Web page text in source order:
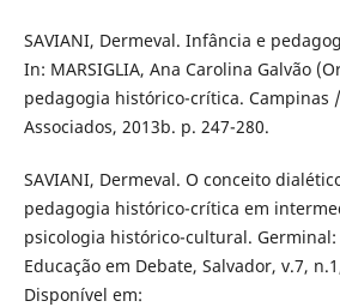
SAVIANI, Dermeval. Infância e
In: MARSIGLIA, Ana Carolina Galvão
pedagogia histórico-crítica. Campinas
Associados, 2013b. p. 247-280.
SAVIANI, Dermeval. O conceito
pedagogia histórico-crítica em
psicologia histórico-cultural.
Educação em Debate, Salvador, v.7,
Disponível em: